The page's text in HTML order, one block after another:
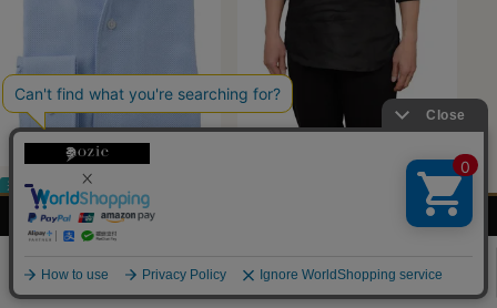
メンズ
シャツ
シャツの
基礎知識
送料無料 ナチュラルフィット
【メンズ・ドレスシャツ・ワイシャツ】
ナチュラルフィット・プレミアムコッ
ボタンダウン・スキッパー・第一ボ
タン無し・ポケット無し
【メンズ・カジュアルシャツ】七分
袖・プルオーバー・麻リネン・イタリ
タン無し・ポケット無し
（0）